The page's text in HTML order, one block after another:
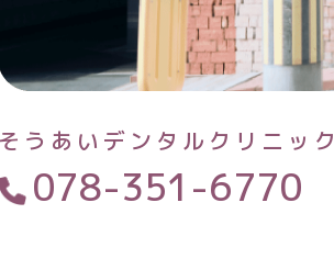
そうあいデンタルクリニック
078-351-6770